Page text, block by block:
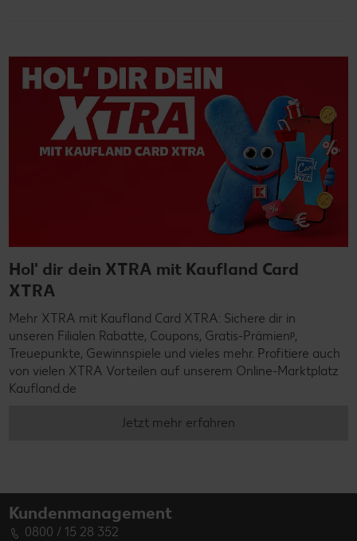
Hol' dir dein XTRA mit Kaufland Card
XTRA
Mehr XTRA mit Kaufland Card XTRA: Sichere dir in
unseren Filialen Rabatte, Coupons, Gratis-Prämienᵖ,
Treuepunkte, Gewinnspiele und vieles mehr. Profitiere auch
von vielen XTRA Vorteilen auf unserem Online-Marktplatz
Kaufland.de
Jetzt mehr erfahren
Kundenmanagement
0800 / 15 28 352